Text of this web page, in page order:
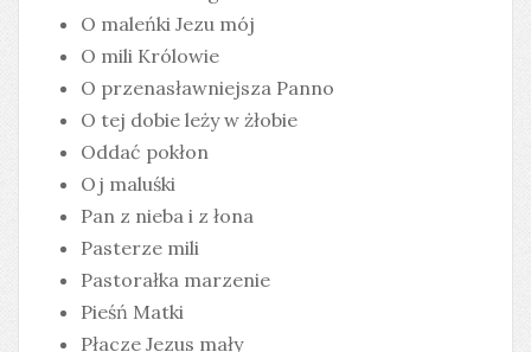
O maleńki Jezu mój
O mili Królowie
O przenasławniejsza Panno
O tej dobie leży w żłobie
Oddać pokłon
Oj maluśki
Pan z nieba i z łona
Pasterze mili
Pastorałka marzenie
Pieśń Matki
Płacze Jezus mały